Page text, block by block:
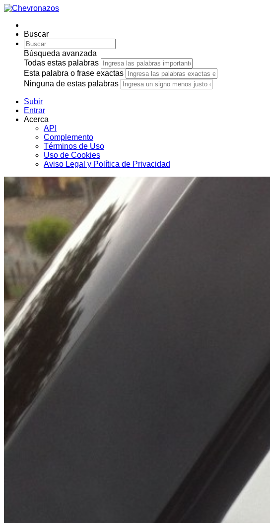
Buscar
Búsqueda avanzada
Todas estas palabras
Esta palabra o frase exactas
Ninguna de estas palabras
Subir
Entrar
Acerca
API
Complemento
Términos de Uso
Uso de Cookies
Aviso Legal y Política de Privacidad